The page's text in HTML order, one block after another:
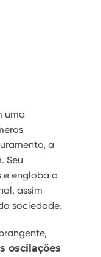
uma
a
Seu
e engloba o
assim
sociedade.
oscilações